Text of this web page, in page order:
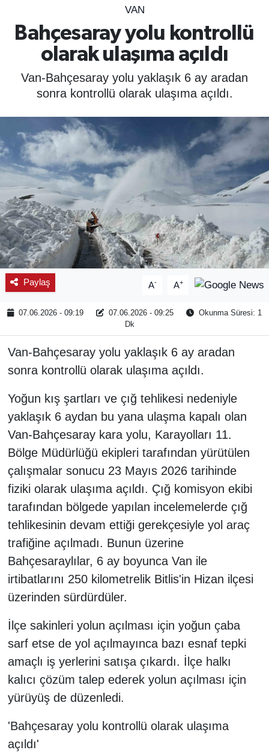
VAN
Bahçesaray yolu kontrollü
olarak ulaşıma açıldı
Van-Bahçesaray yolu yaklaşık 6 ay aradan
sonra kontrollü olarak ulaşıma açıldı.
Paylaş A- A+
07.06.2026 - 09:19 07.06.2026 - 09:25
Okunma Süresi: 1
Dk
Van-Bahçesaray yolu yaklaşık 6 ay aradan
sonra kontrollü olarak ulaşıma açıldı.
Yoğun kış şartları ve çığ tehlikesi nedeniyle
yaklaşık 6 aydan bu yana ulaşma kapalı olan
Van-Bahçesaray kara yolu, Karayolları 11.
Bölge Müdürlüğü ekipleri tarafından yürütülen
çalışmalar sonucu 23 Mayıs 2026 tarihinde
fiziki olarak ulaşıma açıldı. Çığ komisyon ekibi
tarafından bölgede yapılan incelemelerde çığ
tehlikesinin devam ettiği gerekçesiyle yol araç
trafiğine açılmadı. Bunun üzerine
Bahçesaraylılar, 6 ay boyunca Van ile
irtibatlarını 250 kilometrelik Bitlis'in Hizan ilçesi
üzerinden sürdürdüler.
İlçe sakinleri yolun açılması için yoğun çaba
sarf etse de yol açılmayınca bazı esnaf tepki
amaçlı iş yerlerini satışa çıkardı. İlçe halkı
kalıcı çözüm talep ederek yolun açılması için
yürüyüş de düzenledi.
'Bahçesaray yolu kontrollü olarak ulaşıma
açıldı'
ÇEVRE
YAŞAM
KADIN
KÜLTÜR SANAT
MAGAZİN